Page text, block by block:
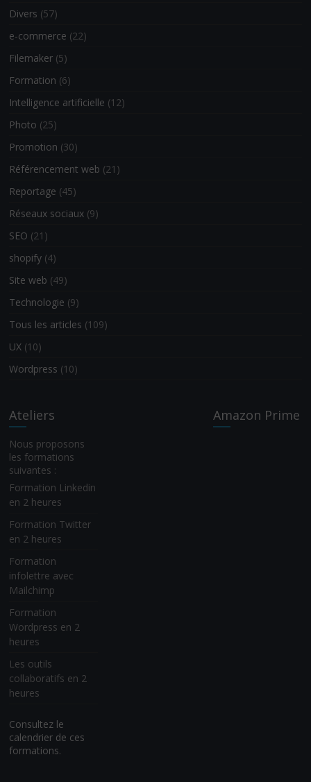
Divers (57)
e-commerce (22)
Filemaker (5)
Formation (6)
Intelligence artificielle (12)
Photo (25)
Promotion (30)
Référencement web (21)
Reportage (45)
Réseaux sociaux (9)
SEO (21)
shopify (4)
Site web (49)
Technologie (9)
Tous les articles (109)
UX (10)
Wordpress (10)
Ateliers
Nous proposons
les formations
suivantes :
Formation Linkedin
en 2 heures
Formation Twitter
en 2 heures
Formation
infolettre avec
Mailchimp
Formation
Wordpress en 2
heures
Les outils
collaboratifs en 2
heures
Consultez le
calendrier de ces
formations.
Amazon Prime